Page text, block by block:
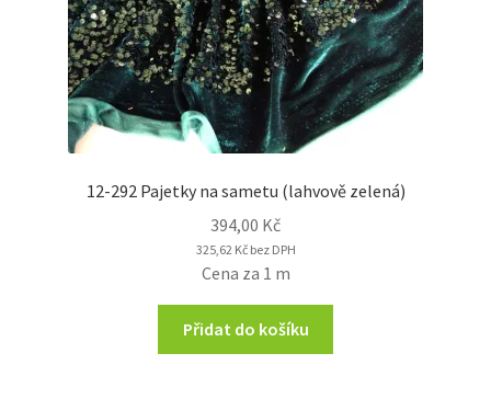
12-292 Pajetky na sametu (lahvově zelená)
394,00 Kč
325,62 Kčbez DPH
Cena za 1 m
Přidat do košíku